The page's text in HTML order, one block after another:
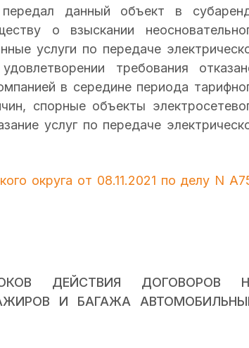
данный объект в
о взыскании
услуги по передаче
требования
в середине периода
спорные объекты
услуг по передаче
округа от 08.11.2021 по делу N
ДЕЙСТВИЯ ДОГОВОРОВ
И БАГАЖА